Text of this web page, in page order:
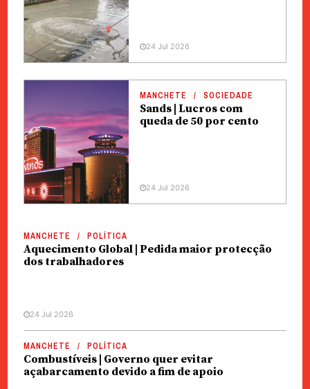
24 Jul 2026
MANCHETE SOCIEDADE
Sands | Lucros com
queda de 50 por cento
24 Jul 2026
MANCHETE POLÍTICA
Aquecimento Global | Pedida maior protecção
dos trabalhadores
24 Jul 2026
MANCHETE POLÍTICA
Combustíveis | Governo quer evitar
açabarcamento devido a fim de apoio